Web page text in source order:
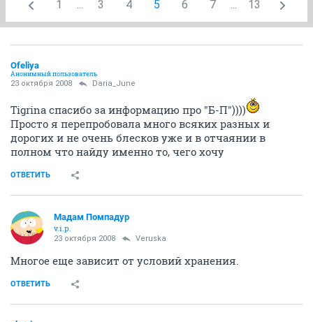
1 ... 3 4 5 6 7 ... 13
Ofeliya
Анонимный пользователь
23 октября 2008 Daria_June
Tigrina спасибо за информацию про "Б-П"))))
Просто я перепробовала много всяких разных и
дорогих и не очень блесков уже и в отчаянии в
полном что найду именно то, чего хочу
ОТВЕТИТЬ
Мадам Помпадур
v.i.p.
23 октября 2008 Veruska
Многое еще зависит от условий хранения.
ОТВЕТИТЬ